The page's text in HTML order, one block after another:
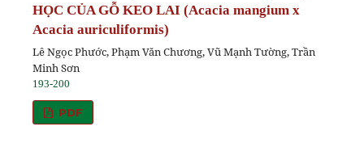
HỌC CỦA GỖ KEO LAI (Acacia mangium x
Acacia auriculiformis)
Lê Ngọc Phước, Phạm Văn Chương, Vũ Mạnh Tường, Trần
Minh Sơn
193-200
PDF